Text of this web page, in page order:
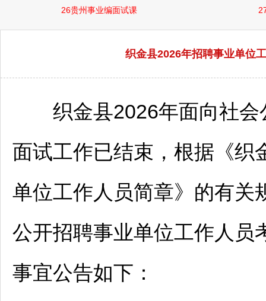
织金县2026年招聘事业单位
织金县2026年面向社会
面试工作已结束，根据《织
单位工作人员简章》的有关
公开招聘事业单位工作人员
事宜公告如下：